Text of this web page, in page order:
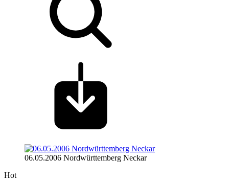
06.05.2006 Nordwürttemberg Neckar
Hot